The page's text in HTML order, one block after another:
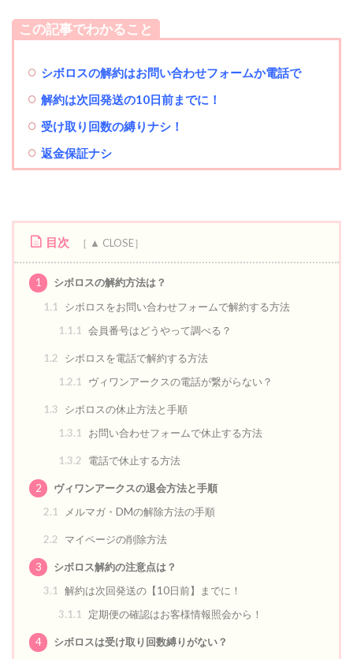
この記事でわかること
シボロスの解約はお問い合わせフォームか電話で
解約は次回発送の10日前までに！
受け取り回数の縛りナシ！
返金保証ナシ
目次
1
シボロスの解約方法は？
1.1
シボロスをお問い合わせフォームで解約する方法
1.1.1
会員番号はどうやって調べる？
1.2
シボロスを電話で解約する方法
1.2.1
ヴィワンアークスの電話が繋がらない？
1.3
シボロスの休止方法と手順
1.3.1
お問い合わせフォームで休止する方法
1.3.2 電話で休止する方法
2
ヴィワンアークスの退会方法と手順
2.1
メルマガ・DMの解除方法の手順
2.2 マイページの削除方法
3
シボロス解約の注意点は？
3.1
解約は次回発送の【10日前】までに！
3.1.1
定期便の確認はお客様情報照会から！
4 シボロスは受け取り回数縛りがない？